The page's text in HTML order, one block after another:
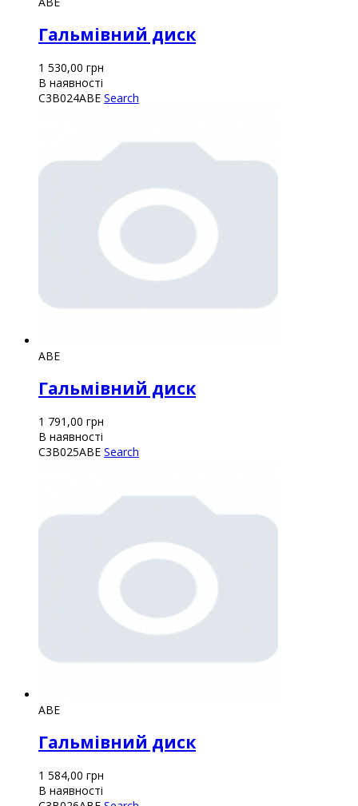
Гальмівний диск
1 530,00 грн
В наявності
C3B024ABE Search
ABE
Гальмівний диск
1 791,00 грн
В наявності
C3B025ABE Search
ABE
Гальмівний диск
1 584,00 грн
В наявності